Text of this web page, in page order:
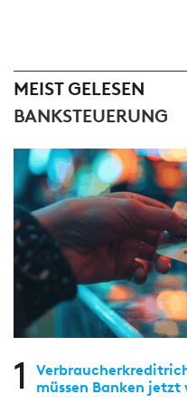
MEIST GELESEN
BANKSTEUERUNG
1
müssen Banken jetzt